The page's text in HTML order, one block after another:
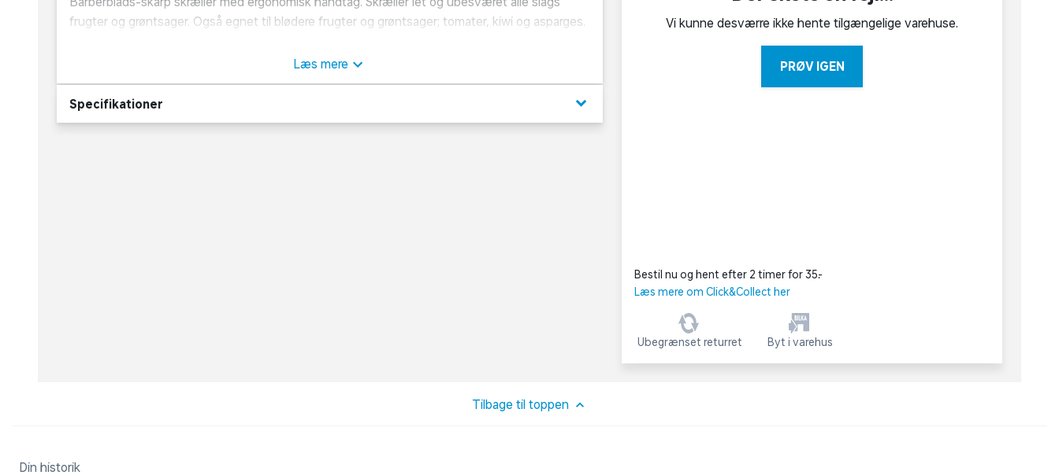
frugter og grøntsager. Også egnet til blødere frugter og grøntsager; tomater, kiwi og asparges.
Produceret i Sverige.
Læs mere
Specifikationer keyboard_arrow_down
Vi kunne desværre ikke hente tilgængelige varehuse.
PRØV IGEN
Bestil nu og hent efter 2 timer for 35,-
Læs mere om Click&Collect her
Ubegrænset returret Byt i varehus
Tilbage til toppen
Din historik